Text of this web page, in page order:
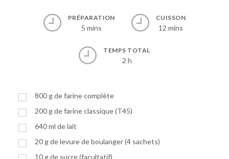
PRÉPARATION
5 mins
CUISSON
12 mins
TEMPS TOTAL
2 h
800 gde farine complète
200 gde farine classique (T45)
640ml de lait
20 gde levure de boulanger (4 sachets)
10 gde sucre (facultatif)